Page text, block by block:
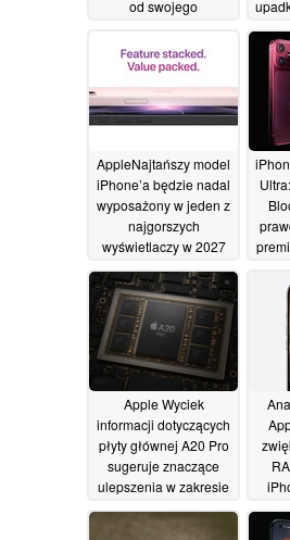
od swojego
AppleNajtańszy model
iPhone’a będzie nadal
wyposażony w jeden z
najgorszych
wyświetlaczy w 2027
ujawnia specyfikację
modeli od iPhone’a 18
do iPhone’a Air 2
29/06/2026
Apple Wyciek
informacji dotyczących
płyty głównej A20 Pro
sugeruje znaczące
ulepszenia w zakresie
co